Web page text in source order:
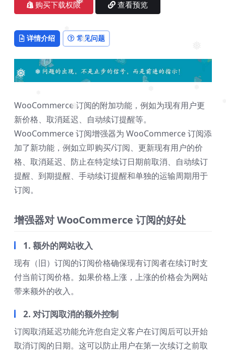
❅
❅
❅
❅
❅
❅
❅
购买下载权限 查看预览
详情介绍 常见问题
WooCommerce 订阅的附加功能，例如为现有用户更
新价格、取消延迟、自动续订提醒等。
WooCommerce 订阅增强器为 WooCommerce 订阅添
加了新功能，例如立即购买/订阅、更新现有用户的价
格、取消延迟、防止在特定续订日期前取消、自动续订
提醒、到期提醒、手动续订提醒和单独的运输周期用于
订阅。
增强器对 WooCommerce 订阅的好处
1. 额外的网站收入
现有（旧）订阅的订阅价格确保现有订阅者在续订时支
付当前订阅价格。如果价格上涨，上涨的价格会为网站
带来额外的收入。
2. 对订阅取消的额外控制
订阅取消延迟功能允许您自定义客户在订阅后可以开始
取消订阅的日期。这可以防止用户在第一次续订之前取